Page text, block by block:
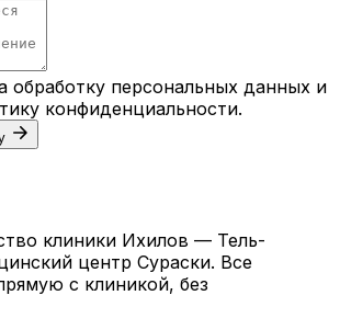
обработку персональных данных и
конфиденциальности.
клиники Ихилов — Тель-
центр Сураски. Все
с клиникой, без